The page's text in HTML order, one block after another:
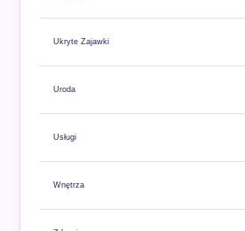
Ukryte Zajawki
Uroda
Usługi
Wnętrza